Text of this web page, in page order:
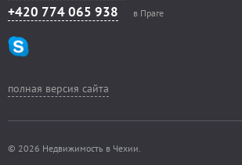
+420 774 065 938 в Праге
полная версия сайта
© 2026 Недвижимость в Чехии.